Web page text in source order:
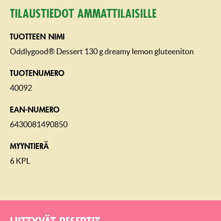
Tilaustiedot ammattilaisille
TUOTTEEN NIMI
Oddlygood® Dessert 130 g dreamy lemon gluteeniton
TUOTENUMERO
40092
EAN-NUMERO
6430081490850
MYYNTIERÄ
6 KPL